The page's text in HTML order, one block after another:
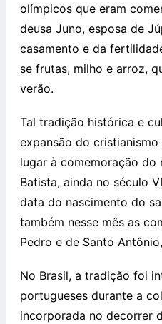
olímpicos que eram
deusa Juno, esposa de
casamento e da
se frutas, milho e arroz,
verão.
Tal tradição histórica e
expansão do
lugar à comemoração do
Batista, ainda no século
data do nascimento do
também nesse mês as
Pedro e de Santo
No Brasil, a tradição foi
portugueses durante a
incorporada no decorrer